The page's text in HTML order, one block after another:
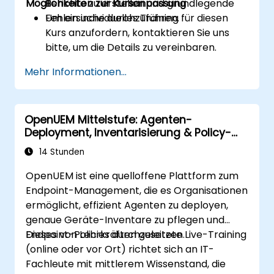
Berichte zu erstellen und grundlegende
Fehlersuche durchzuführen.
Möglichkeiten zur Kursanpassung
Um ein individuelles Training für diesen
Kurs anzufordern, kontaktieren Sie uns
bitte, um die Details zu vereinbaren.
Mehr Informationen...
OpenUEM Mittelstufe: Agenten-
Deployment, Inventarisierung & Policy-
Management
14 Stunden
OpenUEM ist eine quelloffene Plattform zum
Endpoint-Management, die es Organisationen
ermöglicht, effizient Agenten zu deployen,
genaue Geräte-Inventare zu pflegen und
Endpoint-Policies durchzusetzen.
Dieses von Lehrkräften geleitete Live-Training
(online oder vor Ort) richtet sich an IT-
Fachleute mit mittlerem Wissenstand, die